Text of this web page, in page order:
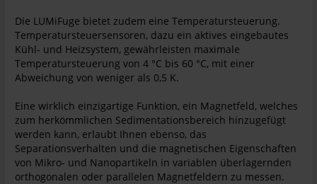
Die LUMiFuge bietet zudem eine Temperatursteuerung.
Temperatursteuersensoren, dazu ein aktives eingebautes
Kühl- und Heizsystem, gewährleisten maximale
Temperatursteuerung von 4 °C bis 60 °C, mit einer
Abweichung von weniger als 0,5 K.
Eine wirklich einzigartige Funktion, ein Magnetfeld, welches
zum herkömmlichen Sedimentationsbereich hinzugefügt
werden kann, erlaubt Ihnen ebenso, das
Separationsverhalten und die magnetischen Eigenschaften
von Mikro- und Nanopartikeln in variablen überlagernden
orthogonalen oder parallelen Magnetfeldern zu messen.